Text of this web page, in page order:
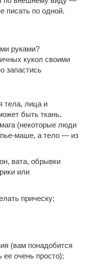
писать по одной.
руками?
кукол своими
запастись
тела, лица и
быть ткань,
(некоторые люди
маше, а тело — из
вата, обрывки
или
прическу;
(вам понадобится
ее очень просто);